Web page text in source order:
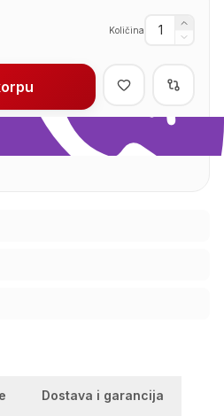
Količina
Dostava i garancija